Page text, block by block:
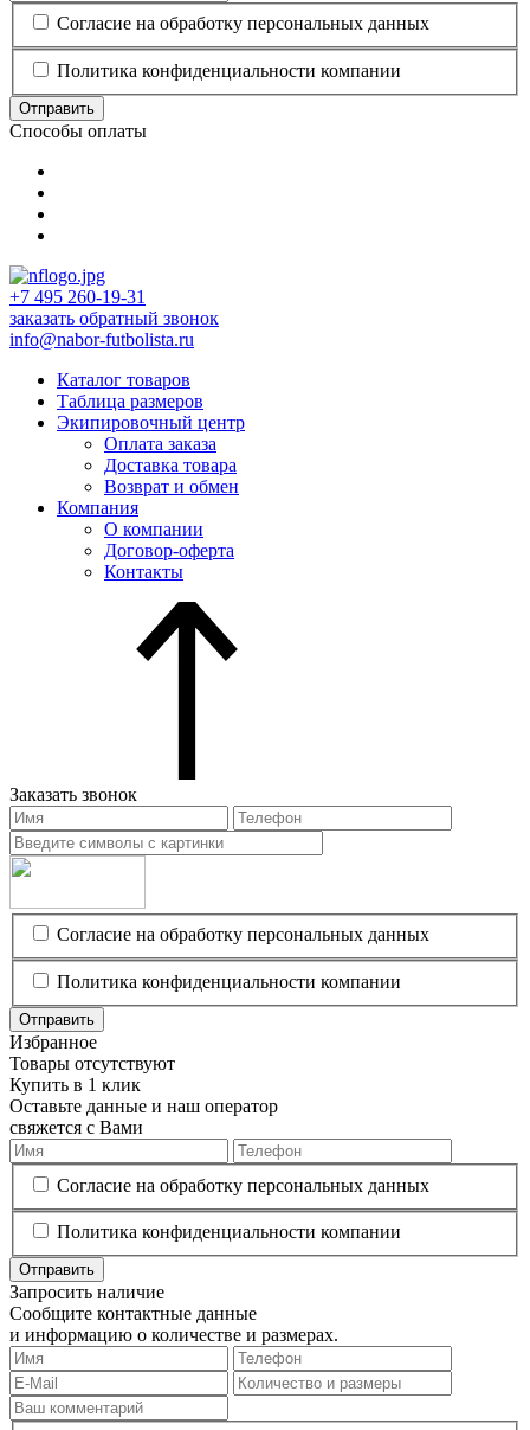
Согласие на обработку персональных данных
Политика конфиденциальности компании
Отправить
Способы оплаты
+7 495 260-19-31
заказать обратный звонок
info@nabor-futbolista.ru
Каталог товаров
Таблица размеров
Экипировочный центр
Оплата заказа
Доставка товара
Возврат и обмен
Компания
О компании
Договор-оферта
Контакты
Заказать звонок
Согласие на обработку персональных данных
Политика конфиденциальности компании
Отправить
Избранное
Товары отсутствуют
Купить в 1 клик
Оставьте данные и наш оператор
свяжется с Вами
Согласие на обработку персональных данных
Политика конфиденциальности компании
Отправить
Запросить наличие
Сообщите контактные данные
и информацию о количестве и размерах.